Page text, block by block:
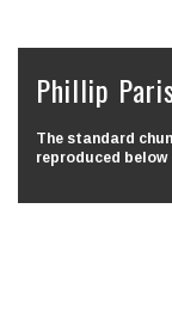
Phillip
The standard
reproduced